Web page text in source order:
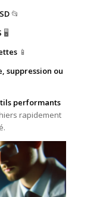
📂
🖥️
📱
suppression ou
performants
rapidement